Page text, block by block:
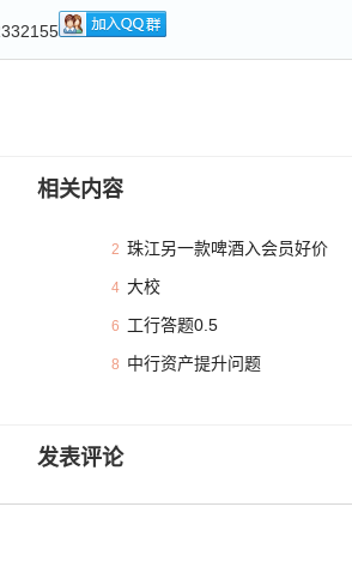
相关内容
2 珠江另一款啤酒入会员好价
4 大校
6 工行答题0.5
8 中行资产提升问题
发表评论